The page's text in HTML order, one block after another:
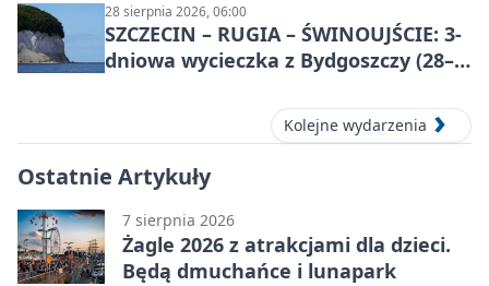
28 sierpnia 2026, 06:00
SZCZECIN – RUGIA – ŚWINOUJŚCIE: 3-
dniowa wycieczka z Bydgoszczy (28–
Kolejne wydarzenia
Ostatnie Artykuły
7 sierpnia 2026
Żagle 2026 z atrakcjami dla dzieci.
Będą dmuchańce i lunapark